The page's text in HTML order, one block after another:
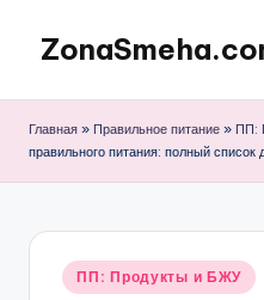
Перейти
содержимому
Правильное
Главная » Правильное питание » ПП:
правильного питания: полный список
Опубликовано
ПП: Продукты и БЖУ